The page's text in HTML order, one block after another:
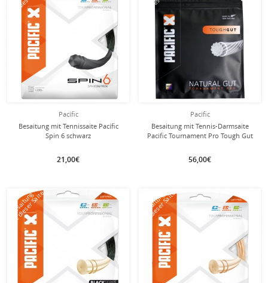
Pacific
Besaitung mit Tennissaite Pacific
Spin 6 schwarz
21,00€
Pacific
Besaitung mit Tennis-Darmsaite
Pacific Tournament Pro Tough Gut
56,00€
Besaitung
mit dieser Saite Besaitung
mit dieser Saite